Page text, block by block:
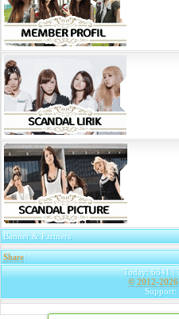
Banner & Partners
Share|
Today: 6841 |
© 2012-2026
Support: